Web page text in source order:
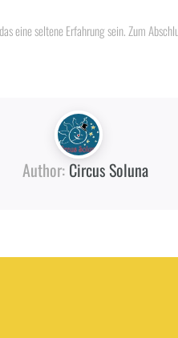
eine seltene Erfahrung sein. Zum
Author: Circus Soluna